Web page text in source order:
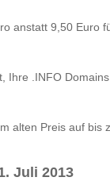
anstatt 9,50 Euro
Ihre .INFO
alten Preis auf bis
Juli 2013